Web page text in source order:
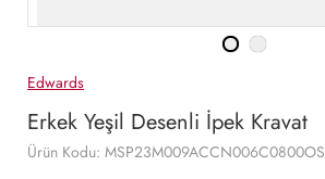
Edwards
Erkek Yeşil Desenli İpek Kravat
Ürün Kodu: MSP23M009ACCN006C0800OS